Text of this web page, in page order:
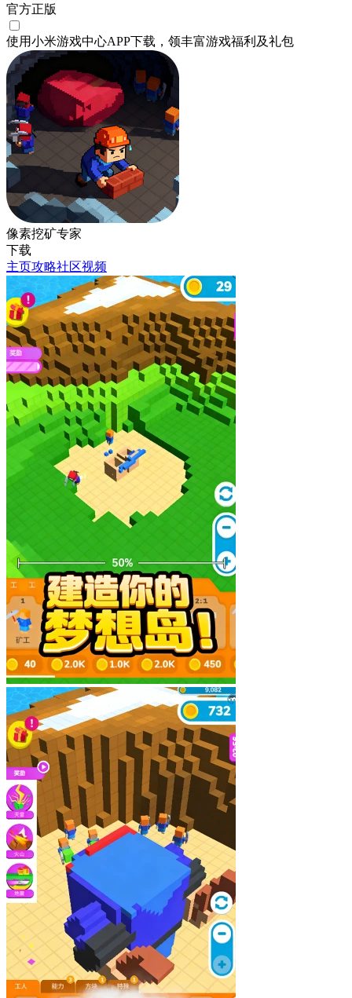
官方正版
使用小米游戏中心APP下载 ，领丰富游戏福利 及礼包
像素挖矿专家
下载
主页攻略社区视频